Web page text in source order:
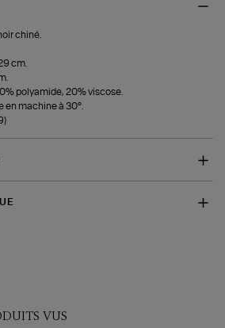
chiné.
cm.
polyamide, 20% viscose.
en machine à 30°.
VUS